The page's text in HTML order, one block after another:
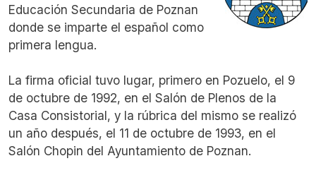
Educación Secundaria de Poznan
donde se imparte el español como
primera lengua.
La firma oficial tuvo lugar, primero en Pozuelo, el 9
de octubre de 1992, en el Salón de Plenos de la
Casa Consistorial, y la rúbrica del mismo se realizó
un año después, el 11 de octubre de 1993, en el
Salón Chopin del Ayuntamiento de Poznan.